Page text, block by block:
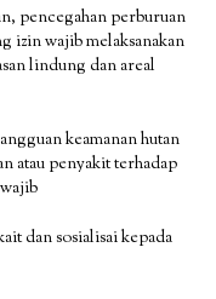
pencegahan perburuan
izin wajib melaksanakan
lindung dan areal
keamanan hutan
atau penyakit terhadap
dan sosialisai kepada